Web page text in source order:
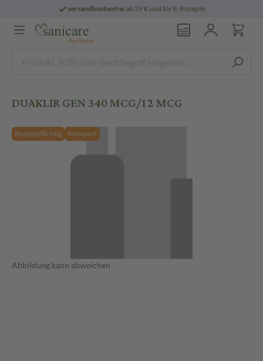
versandkostenfreiab 29 € und für E-Rezepte
DUAKLIR GEN 340 MCG/12 MCG
Rezeptpflichtig Reimport
Abbildung kann abweichen